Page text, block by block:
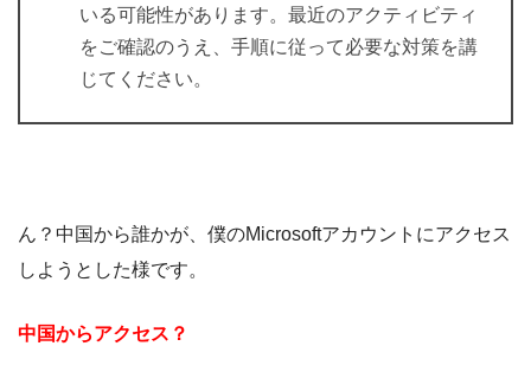
いる可能性があります。最近のアクティビティ
をご確認のうえ、手順に従って必要な対策を講
じてください。
ん？中国から誰かが、僕のMicrosoftアカウントにアクセス
しようとした様です。
中国からアクセス？